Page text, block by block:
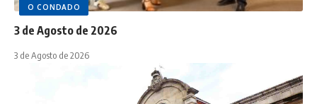
O CONDADO
3 de Agosto de 2026
3 de Agosto de 2026